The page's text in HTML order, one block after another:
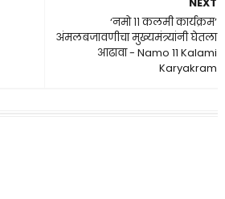
‘नमो ११ कलमी कार्यक्रम’
अंमलबजावणीचा मुख्यमंत्र्यांनी घेतला
आढावा - Namo 11 Kalami
Karyakram